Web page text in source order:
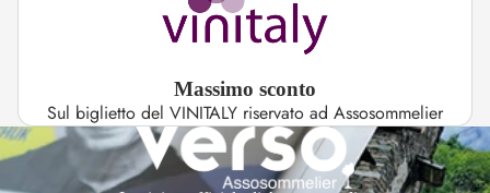
Massimo sconto
Sul biglietto del VINITALY riservato ad Assosommelier